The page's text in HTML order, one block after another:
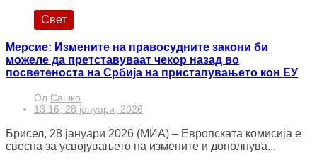
Свет
Мерсие: Измените на правосудните закони би
можеле да претставуваат чекор назад во
посветеноста на Србија на пристапувањето кон ЕУ
Од Сашко
13:16, 28 јануари, 2026
Брисел, 28 јануари 2026 (МИА) – Европската комисија е
свесна за усвојувањето на измените и дополнува...